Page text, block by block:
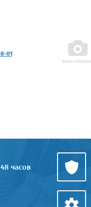
01
часов